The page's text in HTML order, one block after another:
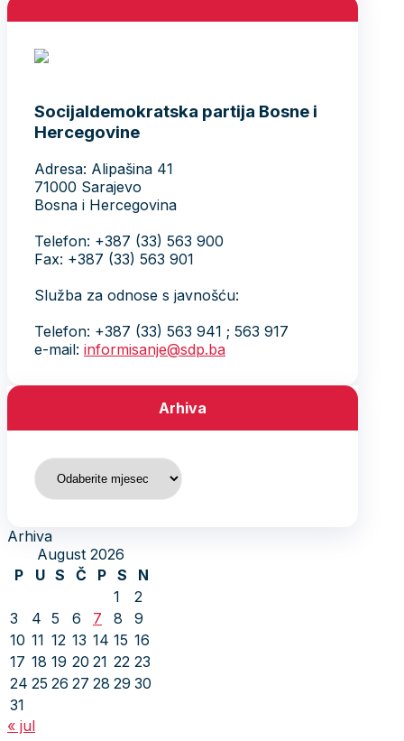
Socijaldemokratska partija Bosne i
Hercegovine
Adresa: Alipašina 41
71000 Sarajevo
Bosna i Hercegovina
Telefon: +387 (33) 563 900
Fax: +387 (33) 563 901
Služba za odnose s javnošću:
Telefon: +387 (33) 563 941 ; 563 917
e-mail: informisanje@sdp.ba
Arhiva
Arhiva
Arhiva
August 2026
P
U S Č P S
N
1
2
3
4 5 6 7 8
9
10 11 12 13 14 15 16
17 18 19 20 21 22 23
24 25 26 27 28 29 30
31
« jul